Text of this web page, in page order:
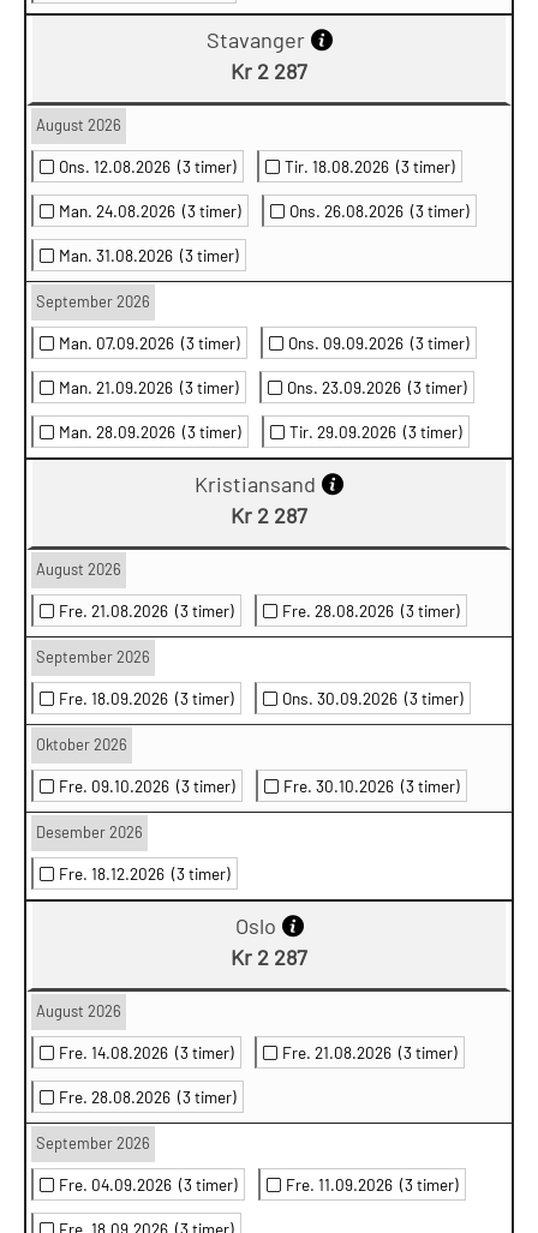
Stavanger
Kr 2 287
August 2026
Ons. 12.08.2026 (3 timer) Tir. 18.08.2026 (3 timer)
Man. 24.08.2026 (3 timer) Ons. 26.08.2026 (3 timer)
Man. 31.08.2026 (3 timer)
September 2026
Man. 07.09.2026 (3 timer) Ons. 09.09.2026 (3 timer)
Man. 21.09.2026 (3 timer) Ons. 23.09.2026 (3 timer)
Man. 28.09.2026 (3 timer) Tir. 29.09.2026 (3 timer)
Kristiansand
Kr 2 287
August 2026
Fre. 21.08.2026 (3 timer) Fre. 28.08.2026 (3 timer)
September 2026
Fre. 18.09.2026 (3 timer) Ons. 30.09.2026 (3 timer)
Oktober 2026
Fre. 09.10.2026 (3 timer) Fre. 30.10.2026 (3 timer)
Desember 2026
Fre. 18.12.2026 (3 timer)
Oslo
Kr 2 287
August 2026
Fre. 14.08.2026 (3 timer) Fre. 21.08.2026 (3 timer)
Fre. 28.08.2026 (3 timer)
September 2026
Fre. 04.09.2026 (3 timer) Fre. 11.09.2026 (3 timer)
Fre. 18.09.2026 (3 timer)